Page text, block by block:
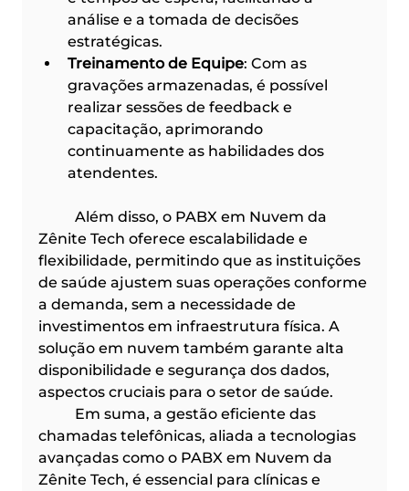
análise e a tomada de decisões
estratégicas.​
Treinamento de Equipe: Com as
gravações armazenadas, é possível
realizar sessões de feedback e
capacitação, aprimorando
continuamente as habilidades dos
atendentes.​
Zênite Tech oferece escalabilidade e
flexibilidade, permitindo que as instituições
de saúde ajustem suas operações conforme
a demanda, sem a necessidade de
investimentos em infraestrutura física. A
solução em nuvem também garante alta
disponibilidade e segurança dos dados,
aspectos cruciais para o setor de saúde.​
chamadas telefônicas, aliada a tecnologias
avançadas como o PABX em Nuvem da
Zênite Tech, é essencial para clínicas e